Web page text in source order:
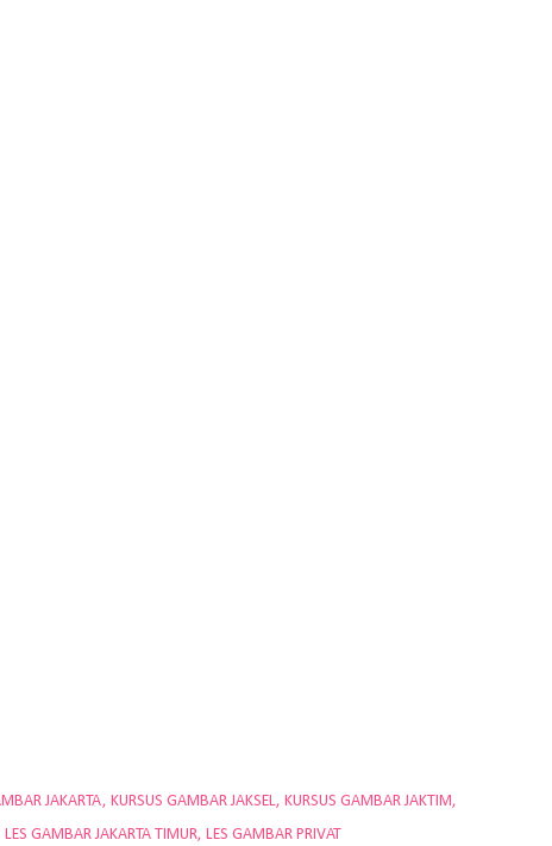
JAKARTA KURSUS GAMBAR JAKSEL KURSUS GAMBAR JAKTIM
LES GAMBAR JAKARTA TIMUR LES GAMBAR PRIVAT